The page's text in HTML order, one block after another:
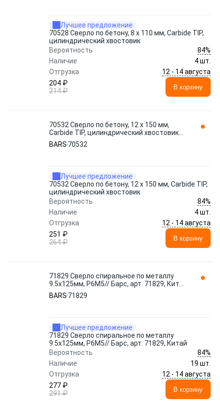
Лучшее предложение
70528 Сверло по бетону, 8 х 110 мм, Carbide TIP,
цилиндрический хвостовик
Вероятность
84%
Наличие
4 шт.
Отгрузка
12 - 14 августа
204 ₽
214 ₽
В корзину
70532 Сверло по бетону, 12 х 150 мм,
Carbide TIP, цилиндрический хвостовик
BARS
BARS 70532
Лучшее предложение
70532 Сверло по бетону, 12 х 150 мм, Carbide TIP,
цилиндрический хвостовик
Вероятность
84%
Наличие
4 шт.
Отгрузка
12 - 14 августа
251 ₽
264 ₽
В корзину
71829 Сверло спиральное по металлу
9.5x125мм, Р6М5// Барс, арт. 71829, Китай
BARS
BARS 71829
Лучшее предложение
71829 Сверло спиральное по металлу
9.5x125мм, Р6М5// Барс, арт. 71829, Китай
Вероятность
84%
Наличие
19 шт.
Отгрузка
12 - 14 августа
277 ₽
291 ₽
В корзину